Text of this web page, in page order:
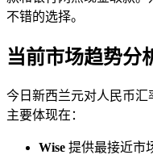
不错的选择。
当前市场趋势分
今日新西兰元对人民币
主要体现在：
Wise 提供最接近市